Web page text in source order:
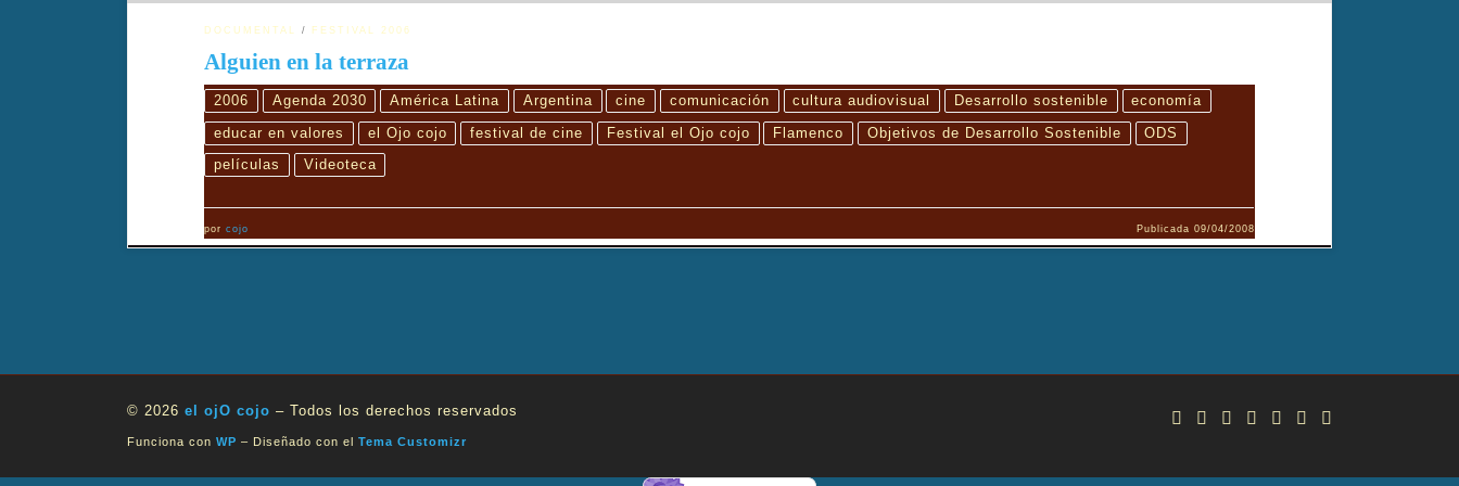
DOCUMENTAL FESTIVAL 2006
Alguien en la terraza
2006 Agenda 2030 América Latina Argentina cine comunicación cultura audiovisual Desarrollo sostenible economía
educar en valores el Ojo cojo festival de cine Festival el Ojo cojo Flamenco Objetivos de Desarrollo Sostenible ODS
películas Videoteca
porcojo Publicada 09/04/2008
© 2026 el ojO cojo – Todos los derechos reservados
Funciona con WP – Diseñado con el Tema Customizr